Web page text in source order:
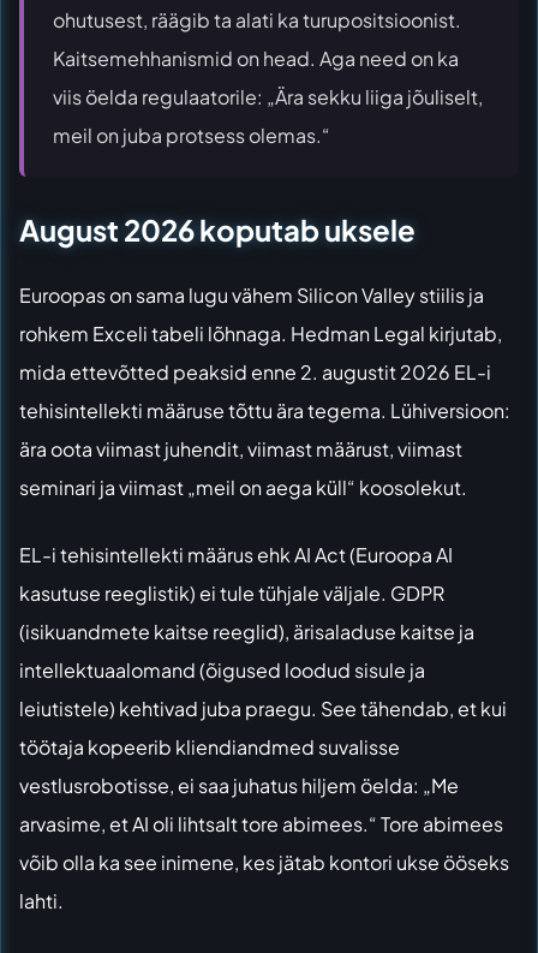
ohutusest, räägib ta alati ka turupositsioonist.
Kaitsemehhanismid on head. Aga need on ka
viis öelda regulaatorile: „Ära sekku liiga jõuliselt,
meil on juba protsess olemas.“
August 2026 koputab uksele
Euroopas on sama lugu vähem Silicon Valley stiilis ja
rohkem Exceli tabeli lõhnaga. Hedman Legal kirjutab,
mida ettevõtted peaksid enne 2. augustit 2026 EL-i
tehisintellekti määruse tõttu ära tegema. Lühiversioon:
ära oota viimast juhendit, viimast määrust, viimast
seminari ja viimast „meil on aega küll“ koosolekut.
EL-i tehisintellekti määrus ehk AI Act (Euroopa AI
kasutuse reeglistik) ei tule tühjale väljale. GDPR
(isikuandmete kaitse reeglid), ärisaladuse kaitse ja
intellektuaalomand (õigused loodud sisule ja
leiutistele) kehtivad juba praegu. See tähendab, et kui
töötaja kopeerib kliendiandmed suvalisse
vestlusrobotisse, ei saa juhatus hiljem öelda: „Me
arvasime, et AI oli lihtsalt tore abimees.“ Tore abimees
võib olla ka see inimene, kes jätab kontori ukse ööseks
lahti.